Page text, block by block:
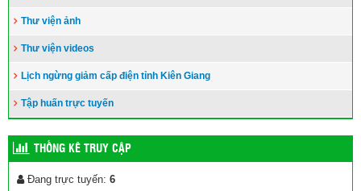
Thư viện ảnh
Thư viện videos
Lịch ngừng giảm cấp điện tỉnh Kiên Giang
Tập huấn trực tuyến
THỐNG KÊ TRUY CẬP
Đang trực tuyến: 6